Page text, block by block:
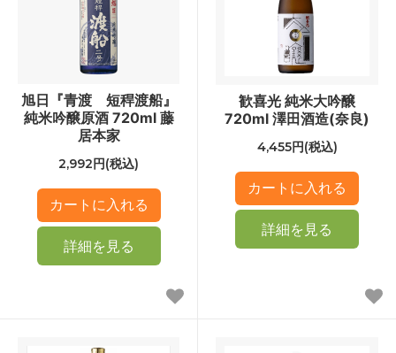
旭日『青渡 短稈渡船』
純米吟醸原酒 720ml 藤
居本家
2,992円(税込)
詳細を見る
歓喜光 純米大吟醸
720ml 澤田酒造(奈良)
4,455円(税込)
詳細を見る